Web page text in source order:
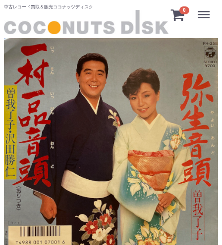
中古レコード買取＆販売ココナッツディスク
0 Menu